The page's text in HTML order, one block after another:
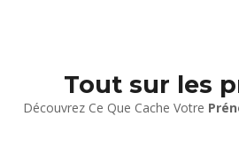
Tout sur les
Découvrez Ce Que Cache Votre